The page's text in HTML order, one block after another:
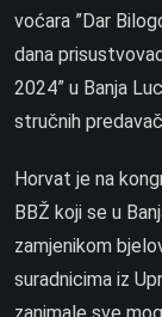
voćara ”Dar
dana
2024” u Banja
stručnih
Horvat je na
BBŽ koji se u
zamjenikom
suradnicima iz